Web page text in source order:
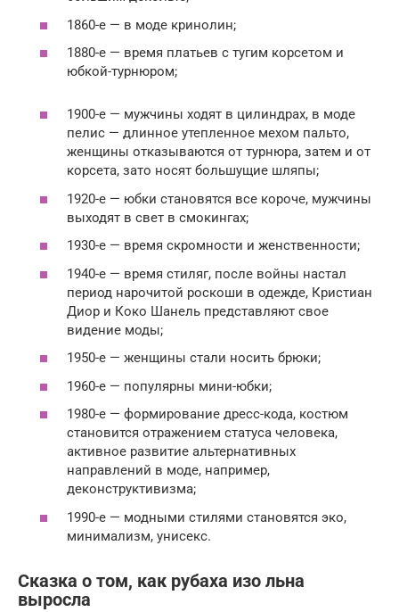
1860-е — в моде кринолин;
1880-е — время платьев с тугим корсетом и
юбкой-турнюром;
1900-е — мужчины ходят в цилиндрах, в моде
пелис — длинное утепленное мехом пальто,
женщины отказываются от турнюра, затем и от
корсета, зато носят большущие шляпы;
1920-е — юбки становятся все короче, мужчины
выходят в свет в смокингах;
1930-е — время скромности и женственности;
1940-е — время стиляг, после войны настал
период нарочитой роскоши в одежде, Кристиан
Диор и Коко Шанель представляют свое
видение моды;
1950-е — женщины стали носить брюки;
1960-е — популярны мини-юбки;
1980-е — формирование дресс-кода, костюм
становится отражением статуса человека,
активное развитие альтернативных
направлений в моде, например,
деконструктивизма;
1990-е — модными стилями становятся эко,
минимализм, унисекс.
Сказка о том, как рубаха изо льна
выросла